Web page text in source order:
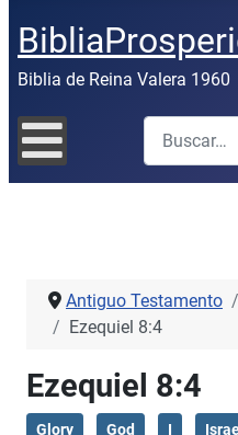
Biblia de Reina Valera 1960
Buscar
Antiguo Testamento
Ezequiel 8:4
Ezequiel 8:4
Glory God I